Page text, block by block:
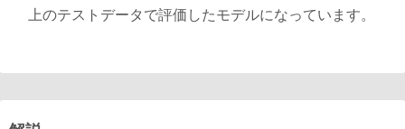
上のテストデータで評価したモデルになっています。